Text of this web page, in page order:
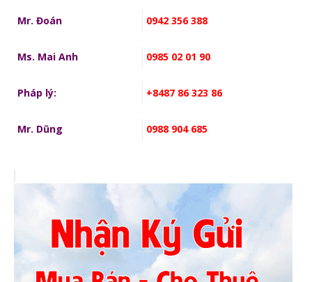
Mr. Đoán 0942 356 388
Ms. Mai Anh 0985 02 01 90
Pháp lý: +8487 86 323 86
Mr. Dũng 0988 904 685